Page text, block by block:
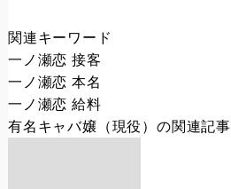
関連キーワード
一ノ瀬恋 接客
一ノ瀬恋 本名
一ノ瀬恋 給料
有名キャバ嬢（現役） の関連記事